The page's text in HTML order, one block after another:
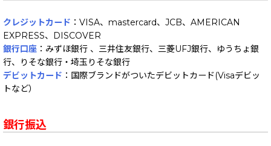
クレジットカード ：VISA、mastercard、JCB、AMERICAN
EXPRESS、DISCOVER
銀行口座 ：みずほ銀行 、三井住友銀行、三菱UFJ銀行、ゆうちょ銀
行、りそな銀行・埼玉りそな銀行
デビットカード ：国際ブランドがついたデビットカード(Visaデビッ
トなど）
銀行振込